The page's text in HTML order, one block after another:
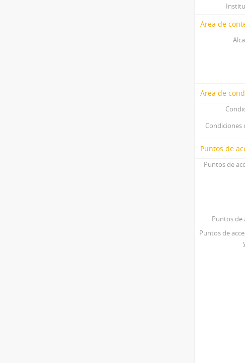
Área de
Área de
Condiciones
Puntos de
Puntos de
Puntos de
Puntos de